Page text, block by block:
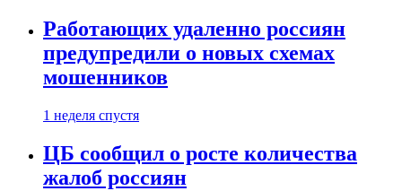
Работающих удаленно россиян
предупредили о новых схемах
мошенников
1 неделя спустя
ЦБ сообщил о росте количества
жалоб россиян